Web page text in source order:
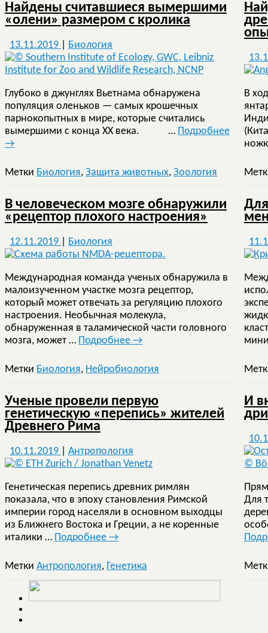
Найдены считавшиеся вымершими
«олени» размером с кролика
13.11.2019 Биология
Глубоко в джунглях Вьетнама обнаружена
популяция оленьков — самых крошечных
парнокопытных в мире, которые считались
вымершими с конца ХХ века. … Подробнее
→
Метки Биология, Защита животных, Зоология
В
В человеческом мозге обнаружили
«рецептор плохого настроения»
12.11.2019 Биология
Международная команда ученых обнаружила в
малоизученном участке мозга рецептор,
который может отвечать за регуляцию плохого
настроения. Необычная молекула,
обнаруженная в таламической части головного
мозга, может … Подробнее →
Метки Биология, Нейробиология
Ученые провели первую
генетическую «перепись» жителей
Древнего Рима
10.11.2019 Антропология
Генетическая перепись древних римлян
показала, что в эпоху становления Римской
империи город населяли в основном выходцы
из Ближнего Востока и Греции, а не коренные
италики … Подробнее →
Метки Антропология, Генетика
И
Для